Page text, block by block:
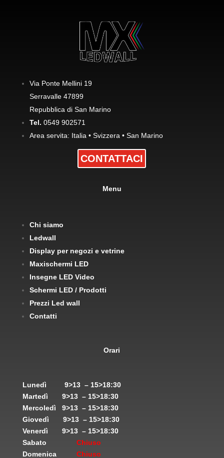
Via Ponte Mellini 19
Serravalle 47899
Repubblica di San Marino
Tel. 0549 902571
Area servita: Italia • Svizzera • San Marino
CONTATTACI
Menu
Chi siamo
Ledwall
Display per negozi e vetrine
Maxischermi LED
Insegne LED Video
Schermi LED / Prodotti
Prezzi Led wall
Contatti
Orari
Lunedì 9>13 – 15>18:30
Martedì 9>13 – 15>18:30
Mercoledì 9>13 – 15>18:30
Giovedì 9>13 – 15>18:30
Venerdì 9>13 – 15>18:30
Sabato
Chiuso
Domenica
Chiuso